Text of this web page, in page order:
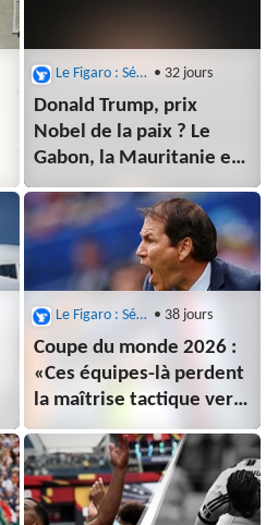
Le Figaro : Sénégal • 32 jours
Donald Trump, prix
Nobel de la paix ? Le
Gabon, la Mauritanie et
le Sénégal donnent un
avis positif
Le Figaro : Sénégal • 38 jours
Coupe du monde 2026 :
«Ces équipes-là perdent
la maîtrise tactique vers
la fin du match»... Quand
Opta se moque de
Rudi Garcia